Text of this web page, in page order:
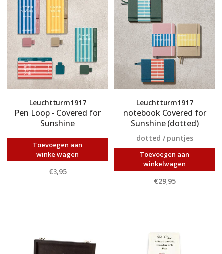
Leuchtturm1917
Pen Loop - Covered for
Sunshine
Toevoegen aan
winkelwagen
€3,95
Leuchtturm1917
notebook Covered for
Sunshine (dotted)
dotted / puntjes
Toevoegen aan
winkelwagen
€29,95